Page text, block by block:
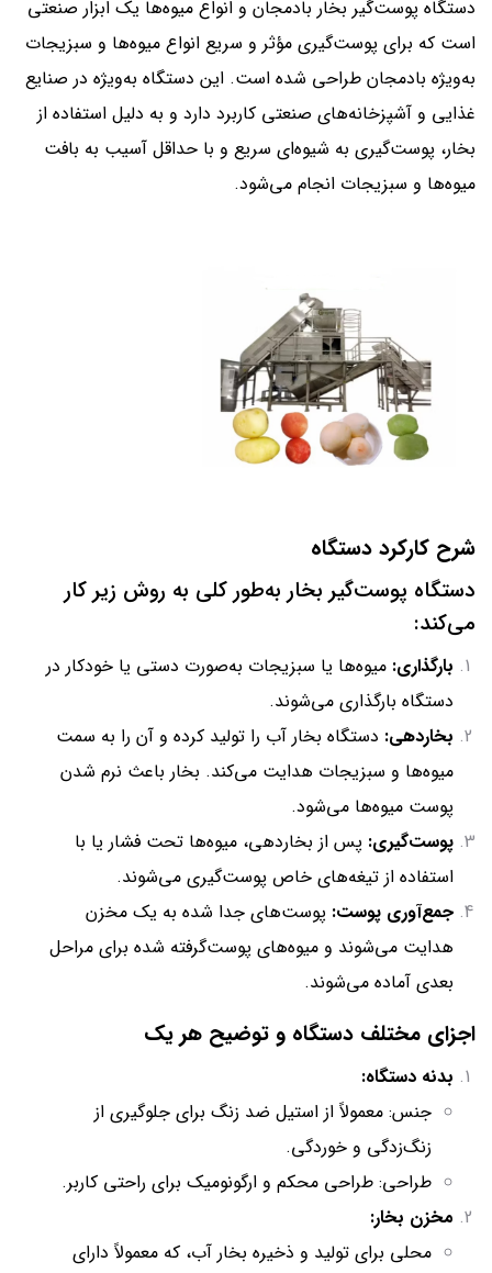
دستگاه پوست‌گیر بخار بادمجان و انواع میوه‌ها یک ابزار صنعتی
است که برای پوست‌گیری مؤثر و سریع انواع میوه‌ها و سبزیجات
به‌ویژه بادمجان طراحی شده است. این دستگاه به‌ویژه در صنایع
غذایی و آشپزخانه‌های صنعتی کاربرد دارد و به دلیل استفاده از
بخار، پوست‌گیری به شیوه‌ای سریع و با حداقل آسیب به بافت
میوه‌ها و سبزیجات انجام می‌شود.
شرح کارکرد دستگاه
دستگاه پوست‌گیر بخار به‌طور کلی به روش زیر کار
می‌کند:
بارگذاری: میوه‌ها یا سبزیجات به‌صورت دستی یا خودکار در
دستگاه بارگذاری می‌شوند.
بخاردهی: دستگاه بخار آب را تولید کرده و آن را به سمت
میوه‌ها و سبزیجات هدایت می‌کند. بخار باعث نرم شدن
پوست میوه‌ها می‌شود.
پوست‌گیری: پس از بخاردهی، میوه‌ها تحت فشار یا با
استفاده از تیغه‌های خاص پوست‌گیری می‌شوند.
جمع‌آوری پوست: پوست‌های جدا شده به یک مخزن
هدایت می‌شوند و میوه‌های پوست‌گرفته شده برای مراحل
بعدی آماده می‌شوند.
اجزای مختلف دستگاه و توضیح هر یک
بدنه دستگاه:
جنس: معمولاً از استیل ضد زنگ برای جلوگیری از
زنگ‌زدگی و خوردگی.
طراحی: طراحی محکم و ارگونومیک برای راحتی کاربر.
مخزن بخار:
محلی برای تولید و ذخیره بخار آب، که معمولاً دارای